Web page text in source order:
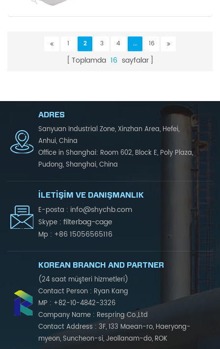
PTFE filtre torbalarına
1 2 3 4 ... 16
Toplamda 16 sayfalar
ADRES
Sanyuan Industrial Zone, Xinzhan Area, Hefei,
Anhui, China
Office in Shanghai: Room 602, Block E, Poly Plaza,
Pudong, Shanghai, China
İLETIŞIM VE DANIŞMANLIK
E-posta : info@shychb.com
Skype : filterbag-cage
Mp : +86 15056565116
KOREAN BRANCH AND PARTNER
(24 saat müşteri hizmetleri)
Contact Person : Ryan Kang
MP : +82-10-4842-3326
Company Name : Respring Co.,Ltd
Contact Address : 3F, 133 Maean-ro, Haeryong-
myeon, Suncheon-si, Jeollanam-do, ROK